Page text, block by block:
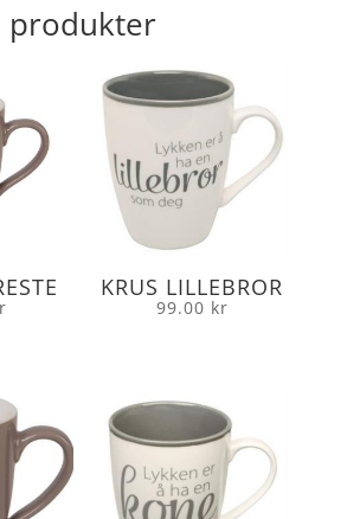
produkter
KRUS LILLEBROR
99.00 kr